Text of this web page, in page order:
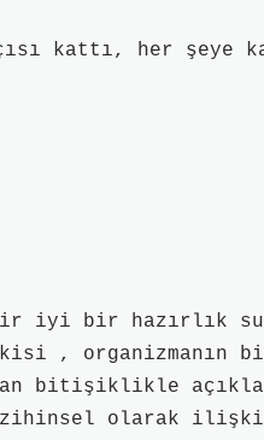
kattı, her şeye
iyi bir hazırlık
, organizmanın
bitişiklikle
olarak ilişki